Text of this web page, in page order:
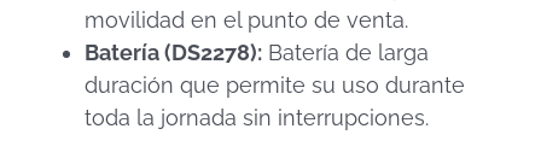
movilidad en el punto de venta.​
Batería (DS2278): Batería de larga
duración que permite su uso durante
toda la jornada sin interrupciones.